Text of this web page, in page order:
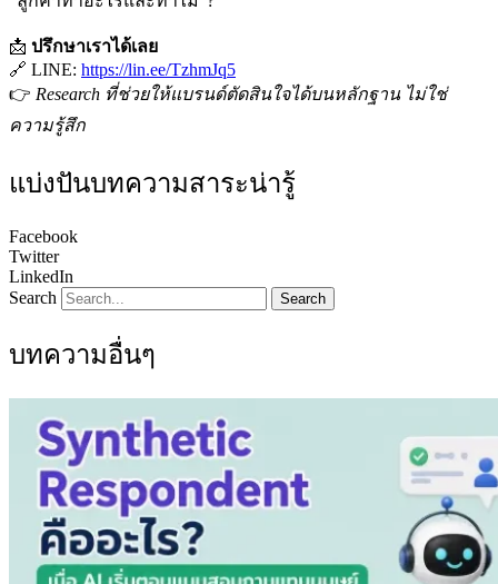
ปรึกษาเราได้เลย
LINE:https://lin.ee/TzhmJq5
Research ที่ช่วยให้แบรนด์ตัดสินใจได้บนหลักฐาน ไม่ใช่
แบ่งปันบทความสาระน่ารู้
Twitter
LinkedIn
Search
Search
บทความอื่นๆ